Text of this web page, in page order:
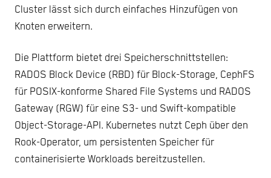
Cluster lässt sich durch einfaches Hinzufügen von
Knoten erweitern.
Die Plattform bietet drei Speicherschnittstellen:
RADOS Block Device (RBD) für Block-Storage, CephFS
für POSIX-konforme Shared File Systems und RADOS
Gateway (RGW) für eine S3- und Swift-kompatible
Object-Storage-API. Kubernetes nutzt Ceph über den
Rook-Operator, um persistenten Speicher für
containerisierte Workloads bereitzustellen.